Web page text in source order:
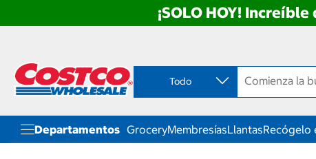
¡SOLO HOY!
contenido
menú
navegación
Todo
Departamentos GroceryMembresíasLlantasRecógelo